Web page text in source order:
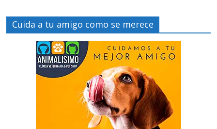
Cuida a tu amigo como se merece